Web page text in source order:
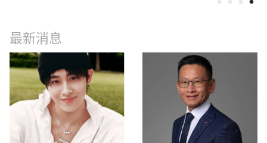
fiber_manual_record fiber_manual_record fiber_manual_record fiber_manual_record
最新消息